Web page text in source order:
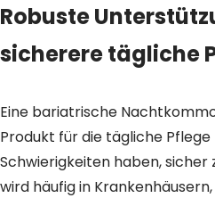
Robuste
sicherere tägliche
Eine bariatrische
Produkt für die tägliche Pflege
Schwierigkeiten haben, sicher
wird häufig in